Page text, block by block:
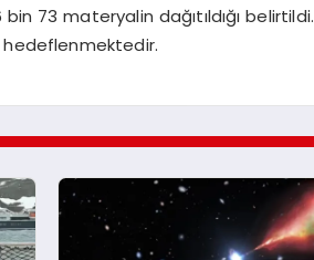
73 materyalin dağıtıldığı belirtildi.
hedeflenmektedir.